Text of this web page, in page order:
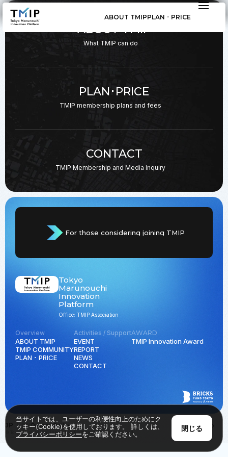
ABOUT TMIPPLAN ･ PRICE
ABOUT TMIP
What TMIP can do
PLAN･PRICE
TMIP membership plans and fees
CONTACT
TMIP Membership and Media Inquiry
For those considering joining TMIP
Tokyo
Marunouchi
Innovation
Platform
Office: TMIP Association
Overview
ABOUT TMIP
TMIP COMMUNITY
PLAN ･ PRICE
Activities / Support
EVENT
REPORT
NEWS
CONTACT
AWARD
TMIP Innovation Award
JP ENPrivacy Policy
© Tokyo Marunouchi Innovation Platform all rights reserved.
Back to Top
当サイトでは、ユーザーの利便性向上のためにク
ッキー(Cookie)を使用しております。 詳しくは、
プライバシーポリシーをご確認ください。
閉じる